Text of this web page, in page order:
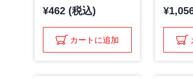
¥462 (税込)
カートに追加